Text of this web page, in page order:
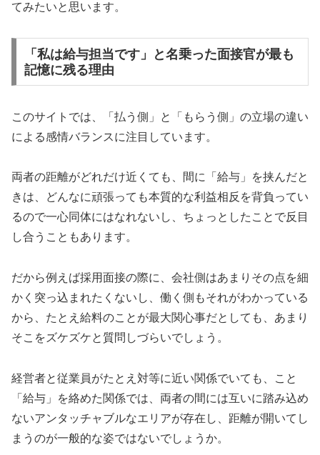
てみたいと思います。
「私は給与担当です」と名乗った面接官が最も
記憶に残る理由
このサイトでは、「払う側」と「もらう側」の立場の違い
による感情バランスに注目しています。
両者の距離がどれだけ近くても、間に「給与」を挟んだと
きは、どんなに頑張っても本質的な利益相反を背負ってい
るので一心同体にはなれないし、ちょっとしたことで反目
し合うこともあります。
だから例えば採用面接の際に、会社側はあまりその点を細
かく突っ込まれたくないし、働く側もそれがわかっている
から、たとえ給料のことが最大関心事だとしても、あまり
そこをズケズケと質問しづらいでしょう。
経営者と従業員がたとえ対等に近い関係でいても、こと
「給与」を絡めた関係では、両者の間には互いに踏み込め
ないアンタッチャブルなエリアが存在し、距離が開いてし
まうのが一般的な姿ではないでしょうか。